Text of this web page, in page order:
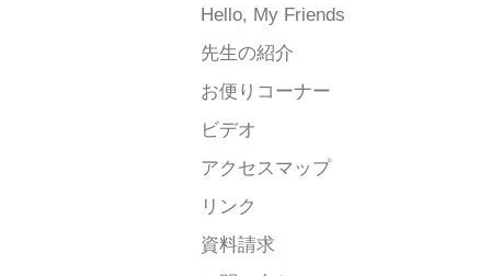
Hello, My Friends
先生の紹介
お便りコーナー
ビデオ
アクセスマップ
リンク
資料請求